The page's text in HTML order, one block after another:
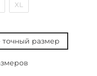
XL
размер